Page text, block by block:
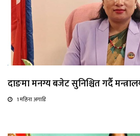
दाङमा मनग्य बजेट सुनिश्चित गर्दै
1 महिना अगाडि